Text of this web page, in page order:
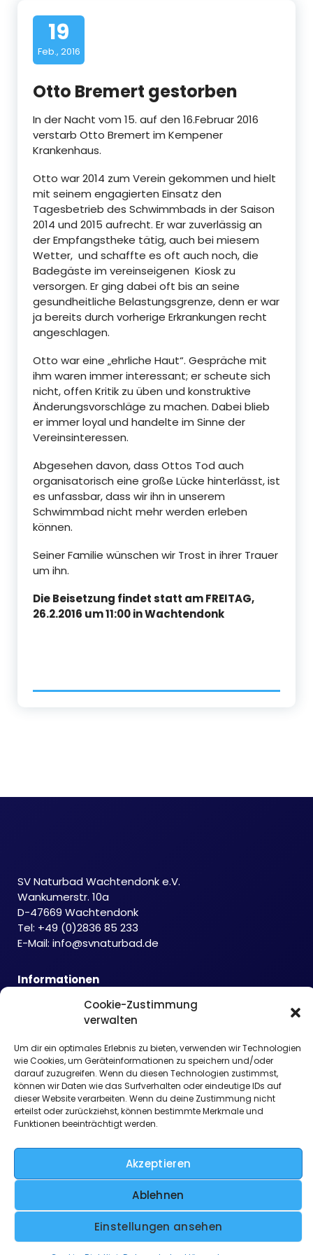
Cookie-Zustimmung
verwalten
Um dir ein optimales Erlebnis zu bieten, verwenden wir Technologien
wie Cookies, um Geräteinformationen zu speichern und/oder
darauf zuzugreifen. Wenn du diesen Technologien zustimmst,
können wir Daten wie das Surfverhalten oder eindeutige IDs auf
dieser Website verarbeiten. Wenn du deine Zustimmung nicht
erteilst oder zurückziehst, können bestimmte Merkmale und
Funktionen beeinträchtigt werden.
Akzeptieren
Ablehnen
Einstellungen ansehen
19
Feb., 2016
Otto Bremert gestorben
In der Nacht vom 15. auf den 16.Februar 2016
verstarb Otto Bremert im Kempener
Krankenhaus.
Otto war 2014 zum Verein gekommen und hielt
mit seinem engagierten Einsatz den
Tagesbetrieb des Schwimmbads in der Saison
2014 und 2015 aufrecht. Er war zuverlässig an
der Empfangstheke tätig, auch bei miesem
Wetter, und schaffte es oft auch noch, die
Badegäste im vereinseigenen Kiosk zu
versorgen. Er ging dabei oft bis an seine
gesundheitliche Belastungsgrenze, denn er war
ja bereits durch vorherige Erkrankungen recht
angeschlagen.
Otto war eine „ehrliche Haut“. Gespräche mit
ihm waren immer interessant; er scheute sich
nicht, offen Kritik zu üben und konstruktive
Änderungsvorschläge zu machen. Dabei blieb
er immer loyal und handelte im Sinne der
Vereinsinteressen.
Abgesehen davon, dass Ottos Tod auch
organisatorisch eine große Lücke hinterlässt, ist
es unfassbar, dass wir ihn in unserem
Schwimmbad nicht mehr werden erleben
können.
Seiner Familie wünschen wir Trost in ihrer Trauer
um ihn.
Die Beisetzung findet statt am FREITAG,
26.2.2016 um 11:00 in Wachtendonk
SV Naturbad Wachtendonk e.V.
Wankumerstr. 10a
D-47669 Wachtendonk
Tel: +49 (0)2836 85 233
E-Mail: info@svnaturbad.de
Informationen
Cookie-Richtlinie
Haftungsausschluss
Copyright © 2026 SV Naturbad Wachtendonk e.V.